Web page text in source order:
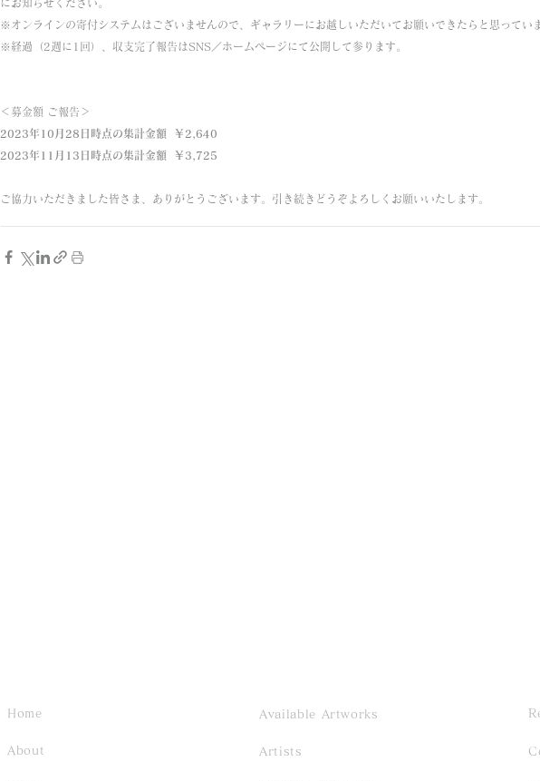
にお知らせください。
※オンラインの寄付システムはございませんので、ギャラリーにお越しいただいてお願いできたらと思ってい
※経過（2週に1回）、収支完了報告はSNS／ホームページにて公開して参ります。
＜募金額 ご報告＞
2023年10月28日時点の集計金額  ￥2,640
2023年11月13日時点の集計金額  ￥3,725
ご協力いただきました皆さま、ありがとうございます。引き続きどうぞよろしくお願いいたします。
Home
About
Available Artworks
Artists